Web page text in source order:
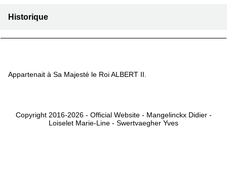
Historique
Appartenait à Sa Majesté le Roi ALBERT II.
Copyright 2016-2026 - Official Website - Mangelinckx Didier -
Loiselet Marie-Line - Swertvaegher Yves